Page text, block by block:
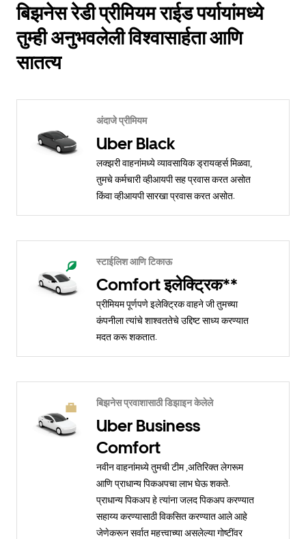
बिझनेस रेडी प्रीमियम राईड पर्यायांमध्ये
तुम्ही अनुभवलेली विश्वासार्हता आणि
सातत्य
अंदाजे प्रीमियम
Uber Black
लक्झरी वाहनांमध्ये व्यावसायिक ड्रायव्हर्स मिळवा,
तुमचे कर्मचारी व्हीआयपी सह प्रवास करत असोत
किंवा व्हीआयपी सारखा प्रवास करत असोत.
स्टाईलिश आणि टिकाऊ
Comfort इलेक्ट्रिक**
प्रीमियम पूर्णपणे इलेक्ट्रिक वाहने जी तुमच्या
कंपनीला त्यांचे शाश्वततेचे उद्दिष्ट साध्य करण्यात
मदत करू शकतात.
बिझनेस प्रवाशासाठी डिझाइन केलेले
Uber Business
Comfort
नवीन वाहनांमध्ये तुमची टीम ,अतिरिक्त लेगरूम
आणि प्राधान्य पिकअपचा लाभ घेऊ शकते.
प्राधान्य पिकअप हे त्यांना जलद पिकअप करण्यात
सहाय्य करण्यासाठी विकसित करण्यात आले आहे
जेणेकरून सर्वात महत्त्वाच्या असलेल्या गोष्टींवर